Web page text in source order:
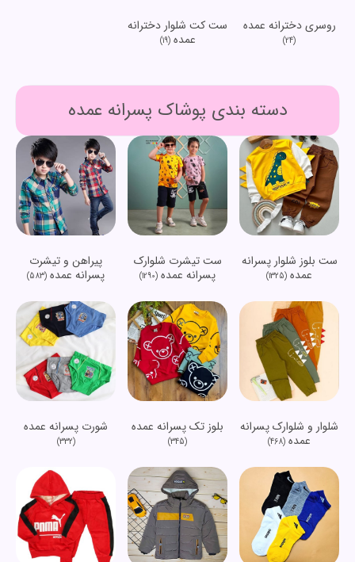
روسری دخترانه عمده
(24)
ست کت شلوار دخترانه
عمده(19)
دسته بندی پوشاک پسرانه عمده
ست بلوز شلوار پسرانه
عمده (1325)
ست تیشرت شلوارک
پسرانه عمده (1290)
پیراهن و تیشرت
پسرانه عمده (583)
شلوار و شلوارک پسرانه
عمده (468)
بلوز تک پسرانه عمده
(345)
شورت پسرانه عمده
(332)